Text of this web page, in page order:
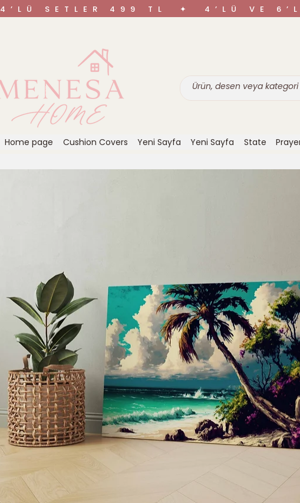
4’LÜ SETLER 499 TL ✦ 4’LÜ VE
Home page Cushion Covers Yeni Sayfa Yeni Sayfa State